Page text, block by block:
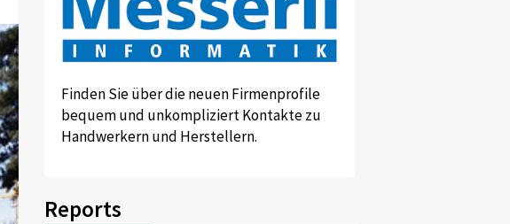
Finden Sie über die neuen Firmenprofile
bequem und unkompliziert Kontakte zu
Handwerkern und Herstellern.
Reports